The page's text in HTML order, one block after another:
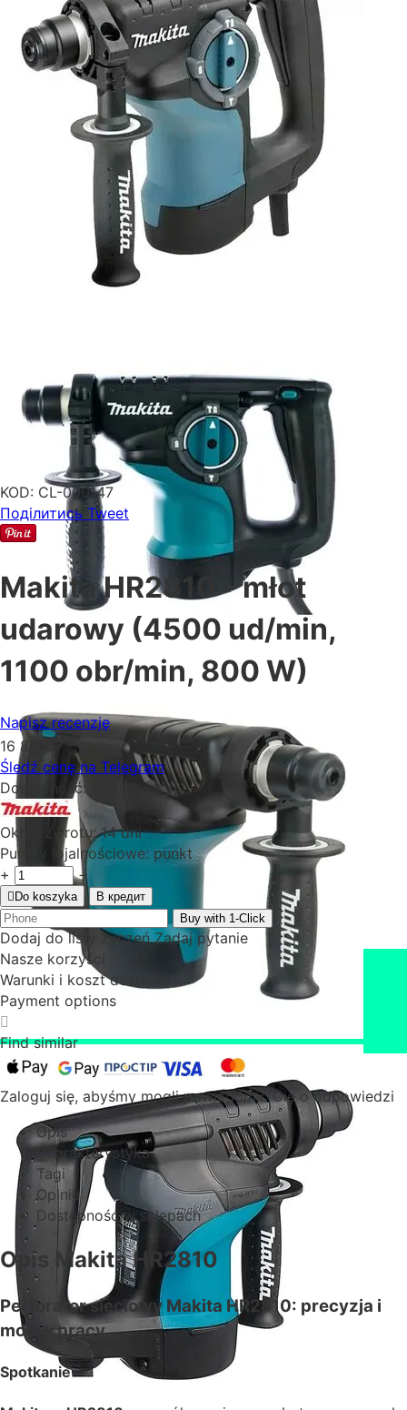
KOD: CL-000147
Поділитись Tweet
Makita HR2810 - młot
udarowy (4500 ud/min,
1100 obr/min, 800 W)
Napisz recenzję
16 858
00
Śledź cenę na Telegram
Dostępność:
5 produkt(y)
Okres zwrotu: 14 dni
Punkty lojalnościowe: punkt
+
−
Do koszyka
В кредит
Buy with 1-Click
Dodaj do listy życzeń Zadaj pytanie
Nasze korzyści
Warunki i koszt dostawy
Payment options
Find similar
Zaloguj się, abyśmy mogli powiadomić Cię o odpowiedzi
Opis
Charakterystyka
Tagi
Opinie
Dostępność w sklepach
Opis Makita HR2810
Perforator sieciowy Makita HR2810: precyzja i
moc w pracy
Spotkanie